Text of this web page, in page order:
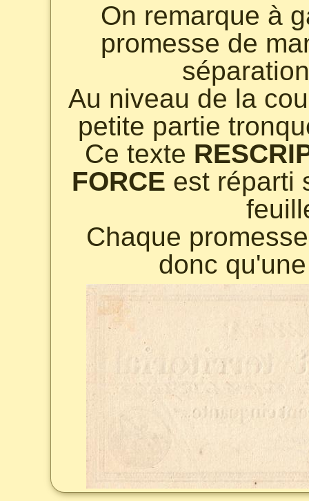
On remarque à
promesse de
Au niveau de la
petite partie
Ce texte
FORCE est réparti
Chaque
donc